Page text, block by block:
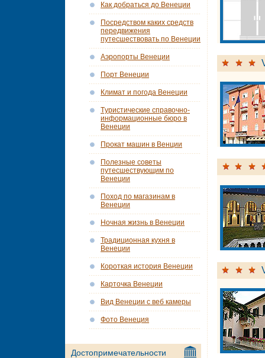
Как добраться до Венеции
Посредством каких средств
передвижения
путесшествовать по Венеции
Аэропорты Венеции
Порт Венеции
Климат и погода Венеции
Tуристические справочно-
информационные бюро в
Венеции
Прокат машин в Венции
Полезные советы
путесшествующим по
Венеции
Поход по магазинам в
Венеции
Ночная жизнь в Венеции
Традиционная кухня в
Венеции
Короткая история Венеции
Карточка Венеции
Вид Венеции с веб камеры
Фото Венеция
Достопримечательности